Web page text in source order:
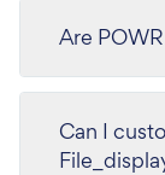
Are
Can I